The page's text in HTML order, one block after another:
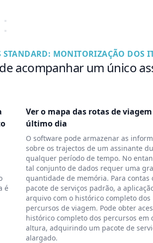
STANDARD: MONITORIZAÇÃO DOS
acompanhar um único
é
Ver o mapa das rotas de
último dia
O software pode armazenar as
sobre os trajectos de um assinante
qualquer período de tempo. No
tal conjunto de dados requer uma
quantidade de memória. Para contas
pacote de serviços padrão, a
arquivo com o histórico completo dos
percursos de viagem. Pode obter
histórico completo dos percursos em
altura, adquirindo um pacote de
alargado.